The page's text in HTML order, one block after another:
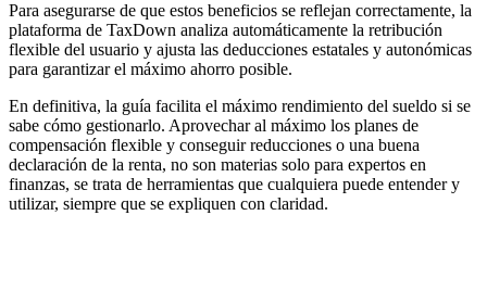
Para asegurarse de que estos beneficios se reflejan correctamente, la
plataforma de TaxDown analiza automáticamente la retribución
flexible del usuario y ajusta las deducciones estatales y autonómicas
para garantizar el máximo ahorro posible.
En definitiva, la guía facilita el máximo rendimiento del sueldo si se
sabe cómo gestionarlo. Aprovechar al máximo los planes de
compensación flexible y conseguir reducciones o una buena
declaración de la renta, no son materias solo para expertos en
finanzas, se trata de herramientas que cualquiera puede entender y
utilizar, siempre que se expliquen con claridad.